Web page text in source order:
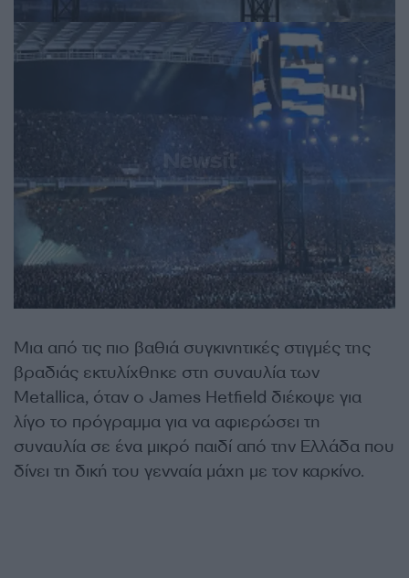
Μια από τις πιο βαθιά συγκινητικές στιγμές της
βραδιάς εκτυλίχθηκε στη συναυλία των
Metallica, όταν ο James Hetfield διέκοψε για
λίγο το πρόγραμμα για να αφιερώσει τη
συναυλία σε ένα μικρό παιδί από την Ελλάδα που
δίνει τη δική του γενναία μάχη με τον καρκίνο.